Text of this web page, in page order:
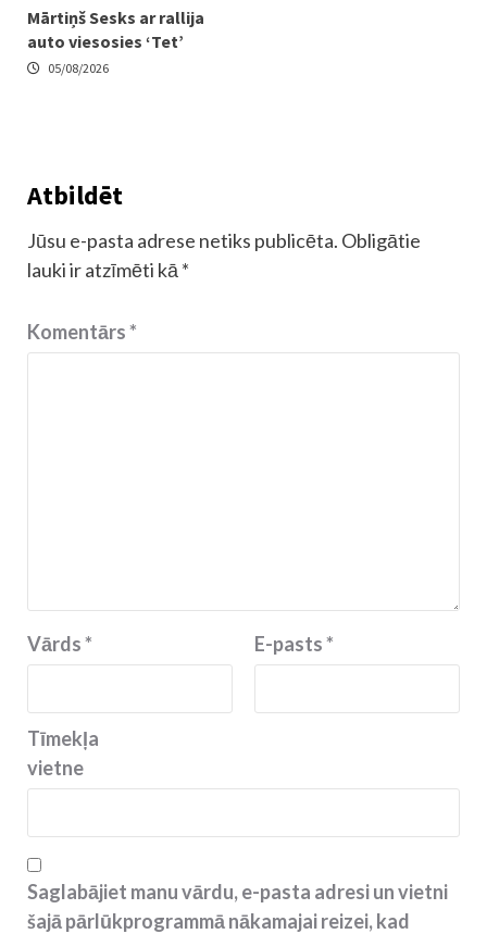
Mārtiņš Sesks ar rallija
auto viesosies ‘Tet’
05/08/2026
Atbildēt
Jūsu e-pasta adrese netiks publicēta. Obligātie
lauki ir atzīmēti kā *
Komentārs*
Vārds* E-pasts*
Tīmekļa
vietne
Saglabājiet manu vārdu, e-pasta adresi un vietni
šajā pārlūkprogrammā nākamajai reizei, kad